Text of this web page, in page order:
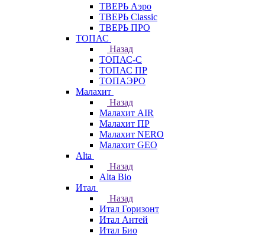
ТВЕРЬ Аэро
ТВЕРЬ Classic
ТВЕРЬ ПРО
ТОПАС
Назад
ТОПАС-С
ТОПАС ПР
ТОПАЭРО
Малахит
Назад
Малахит AIR
Малахит ПР
Малахит NERO
Малахит GEO
Alta
Назад
Alta Bio
Итал
Назад
Итал Горизонт
Итал Антей
Итал Био